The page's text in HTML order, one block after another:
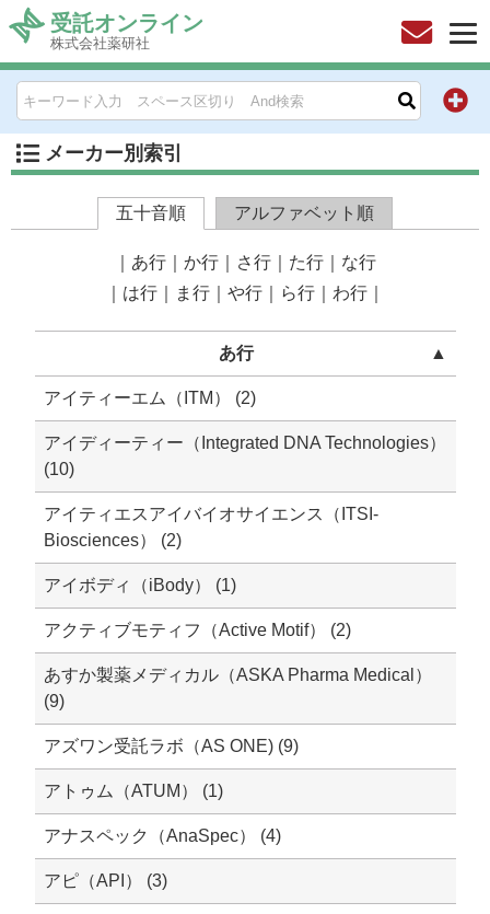
受託オンライン
株式会社薬研社
メーカー別索引
五十音順 アルファベット順
あ行 か行 さ行 た行
な行
は行 ま行 や行 ら行 わ行
あ行 ▲
アイティーエム（ITM） (2)
アイディーティー（Integrated DNA Technologies）
(10)
アイティエスアイバイオサイエンス（ITSI-
Biosciences） (2)
アイボディ（iBody） (1)
アクティブモティフ（Active Motif） (2)
あすか製薬メディカル（ASKA Pharma Medical）
(9)
アズワン受託ラボ（AS ONE) (9)
アトゥム（ATUM） (1)
アナスペック（AnaSpec） (4)
アピ（API） (3)
HOME
お問い合わせ
キャンペーン情報一覧
メーカー別索引
販売元別索引
ご利用ガイド
ラボプランニング
実験フローガイド
ワケンG オンラインショップ
薬研社 ホームページ